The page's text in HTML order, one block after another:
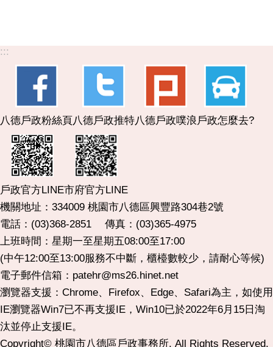
:::
八德戶政粉絲頁八德戶政推特八德戶政噗浪戶政怎麼去?
戶政官方LINE市府官方LINE
機關地址：334009 桃園市八德區興豐路304巷2號
電話：(03)368-2851 傳真：(03)365-4975
上班時間：星期一至星期五08:00至17:00
(中午12:00至13:00服務不中斷，櫃檯數較少，請耐心等候)
電子郵件信箱：patehr@ms26.hinet.net
瀏覽器支援：Chrome、Firefox、Edge、Safari為主，如使用
IE瀏覽器Win7已不再支援IE，Win10已於2022年6月15日淘
汰並停止支援IE。
Copyright© 桃園市八德區戶政事務所. All Rights Reserved.